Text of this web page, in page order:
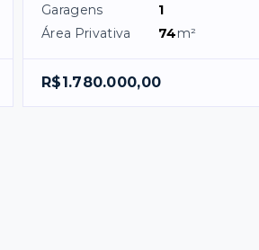
Garagens
1
Área Privativa
74m²
R$1.780.000,00